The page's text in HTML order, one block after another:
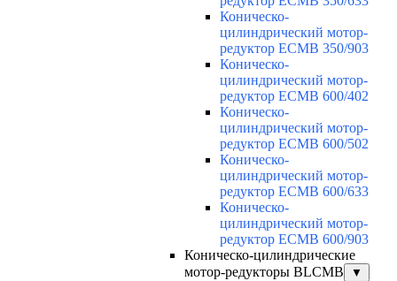
Коническо-
цилиндрический мотор-
редуктор ECMB 350/903
Коническо-
цилиндрический мотор-
редуктор ECMB 600/402
Коническо-
цилиндрический мотор-
редуктор ECMB 600/502
Коническо-
цилиндрический мотор-
редуктор ECMB 600/633
Коническо-
цилиндрический мотор-
редуктор ECMB 600/903
Коническо-цилиндрические
мотор-редукторы BLCMB
▼